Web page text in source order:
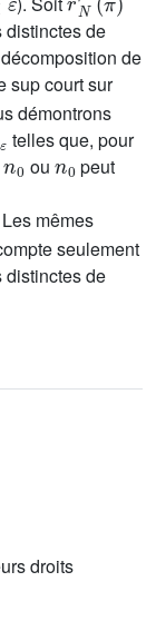
distinctes de
de
sup court sur
démontrons
ε
telles que, pour
0
ou
n0
peut
mêmes
seulement
distinctes de
droits